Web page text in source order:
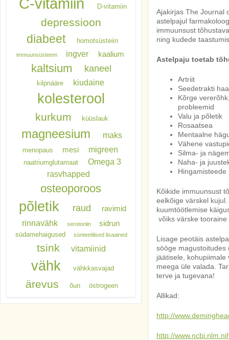
Ajakirjas The Journal
astelpajul
immuunsust
ning kudede
Astelpaju toetab
Artriit
Seedetrakti
Kõrge
probleemid
Valu ja põletik
Rosaatsea
Mentaalne
Vähene
Silma- ja
Naha- ja
Hingamisteede
Kõikide immuunsust
eelkõige värskel
kuumtöötlemise
võiks värske
Lisage peotäis
sööge
jäätisele,
meega üle valada.
terve ja tugevana!
Allikad:
http://
http://
D-vitamiin
depressioon
diabeet homotsüsteiin
immuunsüsteem ingver kaalium
kaltsium kaneel
kilpnääre kiudaine
kolesterool
kurkum küüslauk
magneesium maks
menopaus mesi migreen
naatriumglutamaat
Omega 3
rasvhapped
osteoporoos
põletik raud ravimid
rinnavähk serotoniin sidrun
südamehaigused sünteetilised lisaained
tsink vitamiinid
vähk vähkkasvajad
ärevus õun östrogeen